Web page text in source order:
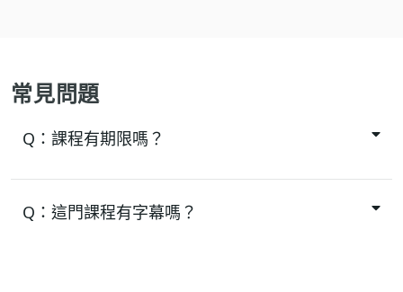
常見問題
Q： 課程有期限嗎？
Q： 這門課程有字幕嗎？